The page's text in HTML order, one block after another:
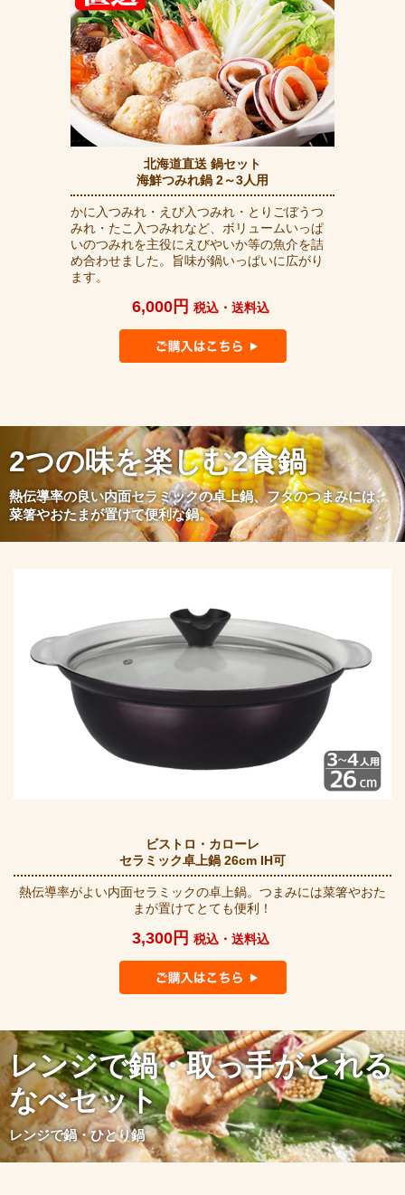
北海道直送 鍋セット
海鮮つみれ鍋 2～3人用
かに入つみれ・えび入つみれ・とりごぼうつ
みれ・たこ入つみれなど、ボリュームいっぱ
いのつみれを主役にえびやいか等の魚介を詰
め合わせました。旨味が鍋いっぱいに広がり
ます。
6,000円 税込・送料込
2つの味を楽しむ2食鍋
熱伝導率の良い内面セラミックの卓上鍋、フタのつまみには、
菜箸やおたまが置けて便利な鍋。
ビストロ・カローレ
セラミック卓上鍋 26cm IH可
熱伝導率がよい内面セラミックの卓上鍋。つまみには菜箸やおた
まが置けてとても便利！
3,300円 税込・送料込
レンジで鍋・取っ手がとれる
なべセット
レンジで鍋・ひとり鍋